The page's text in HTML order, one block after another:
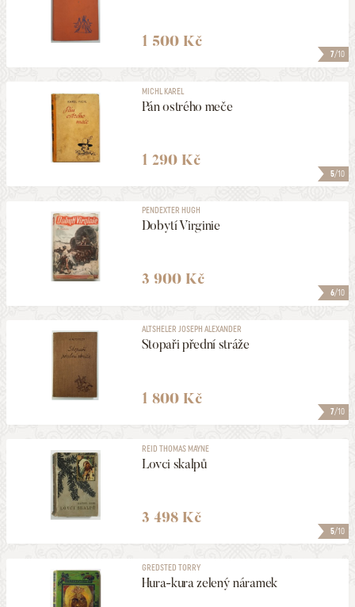
7/10
1 500 Kč
5/10
MICHL KAREL
Pán ostrého meče
1 290 Kč
6/10
PENDEXTER HUGH
Dobytí Virginie
3 900 Kč
7/10
ALTSHELER JOSEPH ALEXANDER
Stopaři přední stráže
1 800 Kč
5/10
REID THOMAS MAYNE
Lovci skalpů
3 498 Kč
GREDSTED TORRY
Hura-kura zelený náramek